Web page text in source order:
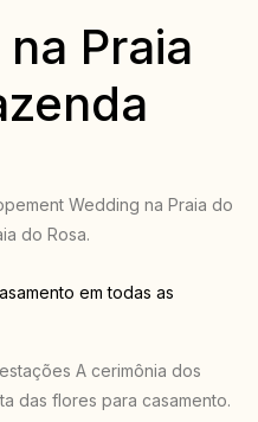
Praia
Wedding na Praia do
do Rosa.
em todas as
A cerimônia dos
das flores para casamento.